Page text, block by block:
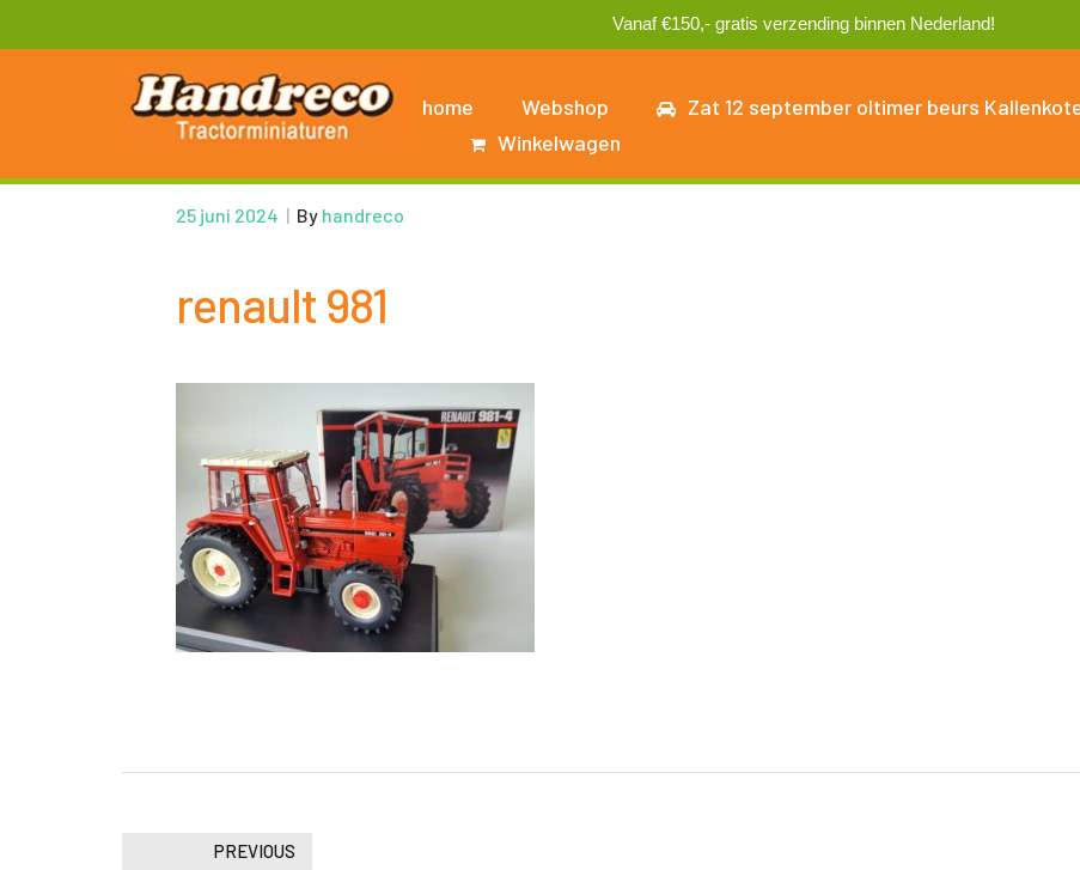
Vanaf €150,- gratis verzending binnen Nederland!
home Webshop Zat 12 september oltimer beurs
Winkelwagen
25 juni 2024 | By handreco
renault 981
PREVIOUS